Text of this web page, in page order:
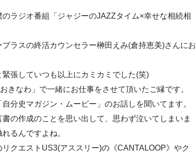
ラジオ番組「ジャジーのJAZZタイム×幸せな相続相
ラスの終活カウンセラー榊田えみ(倉持恵美)さんにお
張していつも以上にカミカミでした(笑)
きなわ」で一緒にお仕事をさせて頂いたご縁です。
分史マガジン・ムービー」のお話しを聞いてます。
の作成のことを思い出して、思わず泣いてしまいま
るんですよね。
クエストUS3(アススリー)の《CANTALOOP》やク